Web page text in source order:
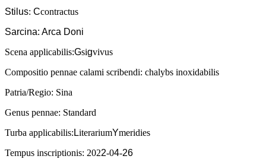
Stilus: Ccontractus
Sarcina: Arca Doni
Scena applicabilis:Gsigvivus
Compositio pennae calami scribendi: chalybs inoxidabilis
Patria/Regio: Sina
Genus pennae: Standard
Turba applicabilis: LiterariumYmeridies
Tempus inscriptionis: 2022-04-26